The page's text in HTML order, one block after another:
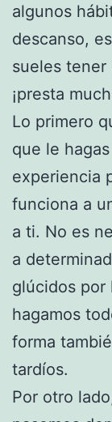
algunos
descanso,
sueles tener
¡presta
Lo primero
que le
experiencia
funciona a
a ti. No es
a
glúcidos por
hagamos
forma
tardíos.
Por otro